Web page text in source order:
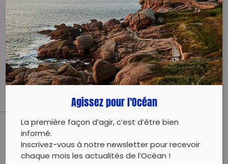
27 avril 2021 - 14:00 à 16:00
osl973@hotmail.fr
0644850600
Évènement proposé par :
OCEAN SCIENCES & LOGISTIC
PARTAGER CET ARTICLE:
Partager sur Facebook
Partager sur
Agissez pour l'Océan
La première façon d’agir, c’est d’être bien
informé.
Inscrivez-vous à notre newsletter pour recevoir
chaque mois les actualités de l’Océan !